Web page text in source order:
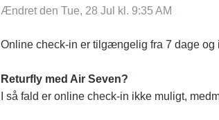
Ændret den Tue, 28 Jul kl. 9:35 AM
Online check-in er tilgængelig fra 7 dage og
Returfly med Air Seven?
I så fald er online check-in ikke muligt,